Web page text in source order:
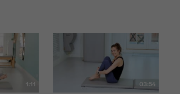
1:11 03:54